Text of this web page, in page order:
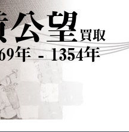
望買取
年 - 1354年